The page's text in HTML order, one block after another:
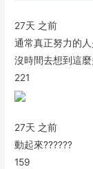
27天 之前
通常真正努力的
沒時間去想到這
221
27天 之前
動起來??????
159